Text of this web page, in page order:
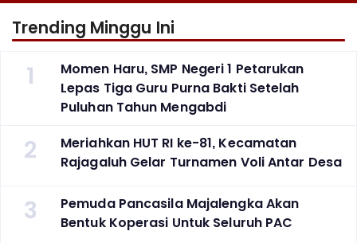
Trending Minggu Ini
1
Momen Haru, SMP Negeri 1 Petarukan
Lepas Tiga Guru Purna Bakti Setelah
Puluhan Tahun Mengabdi
2
Meriahkan HUT RI ke-81, Kecamatan
Rajagaluh Gelar Turnamen Voli Antar Desa
3
Pemuda Pancasila Majalengka Akan
Bentuk Koperasi Untuk Seluruh PAC